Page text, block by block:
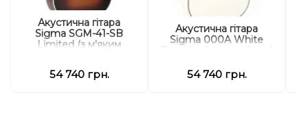
Акустична гітара
Sigma SGM-41-SB
Limited (з м'яким
54 740 грн.
Акустична гітара
Sigma 000A White
54 740 грн.